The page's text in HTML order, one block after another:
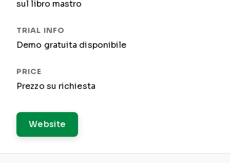
sul libro mastro
Demo gratuita disponibile
Prezzo su richiesta
Website